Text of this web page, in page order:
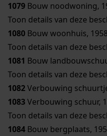
1079 Bouw noodwoning,
Toon details van deze
1080 Bouw woonhuis, 1958
Toon details van deze
1081 Bouw
Toon details van deze
1082Verbouwing
1083Verbouwing schuur,
Toon details van deze
1084 Bouw bergplaats,